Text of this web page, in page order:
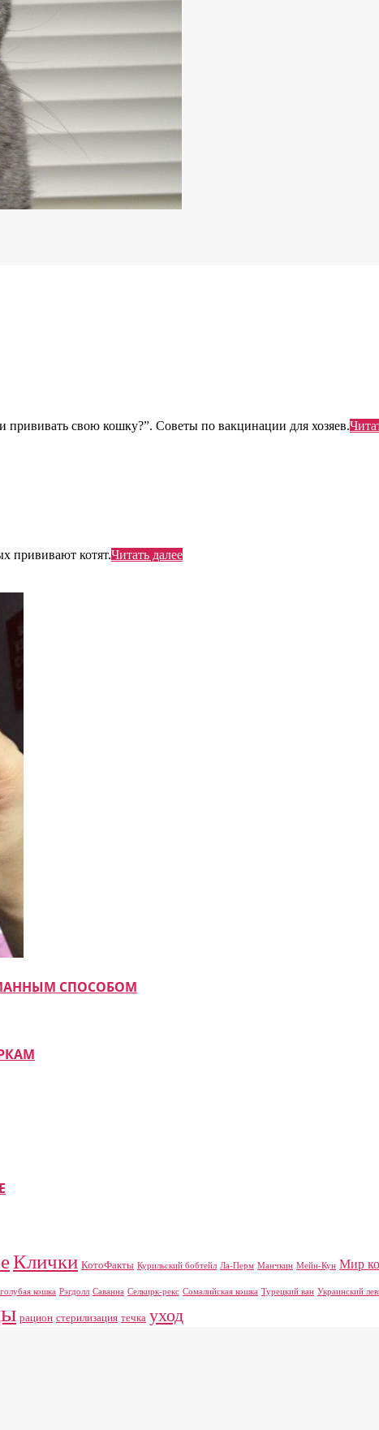
свою кошку?”. Советы по вакцинации для хозяев.
прививают котят.Читать далее
СПОСОБОМ
Клички КотоФакты Курильский бобтейл Ла-Перм Манчкин Мейн-Кун Мир
кошка Рэгдолл Саванна Селкирк-рекс Сомалийская кошка Турецкий ван Украинский
рацион стерилизация течка уход